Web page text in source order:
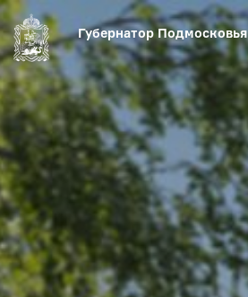
Губернатор Подмосковья
Актуальное
Медиа
Биография